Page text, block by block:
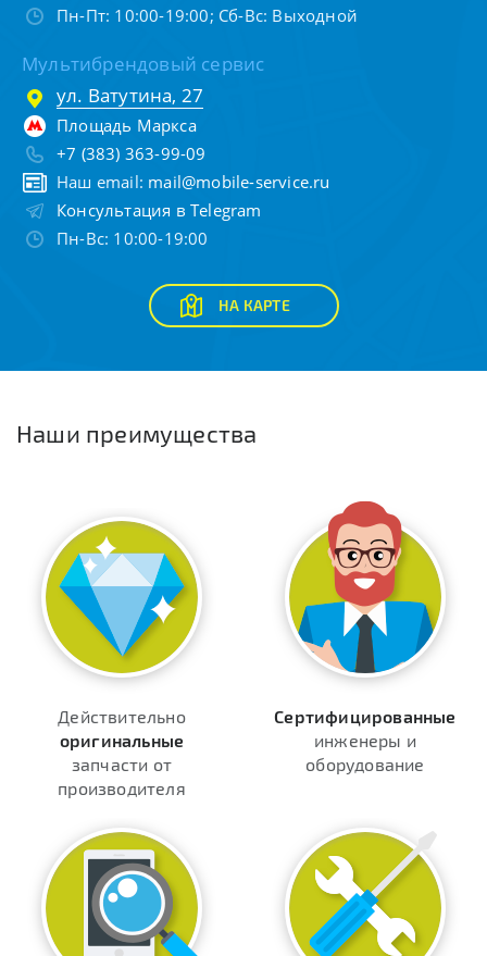
Пн-Пт: 10:00-19:00; Сб-Вс: Выходной
Мультибрендовый сервис
ул. Ватутина, 27
Площадь Маркса
+7 (383) 363-99-09
Наш email: mail@mobile-service.ru
Консультация в Telegram
Пн-Вс: 10:00-19:00
НА КАРТЕ
Наши преимущества
Действительно
оригинальные
запчасти от
производителя
Сертифицированные
инженеры и
оборудование